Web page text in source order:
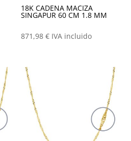
18K CADENA MACIZA
SINGAPUR 60 CM 1.8 MM
871,98€ IVA incluido